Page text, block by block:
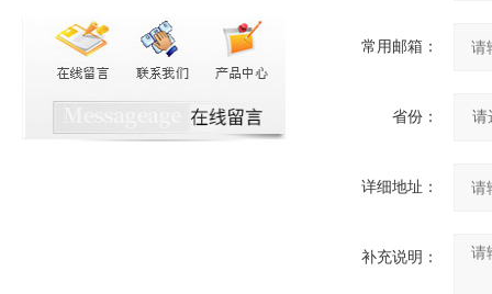
常用邮箱：
省份：
详细地址：
补充说明：